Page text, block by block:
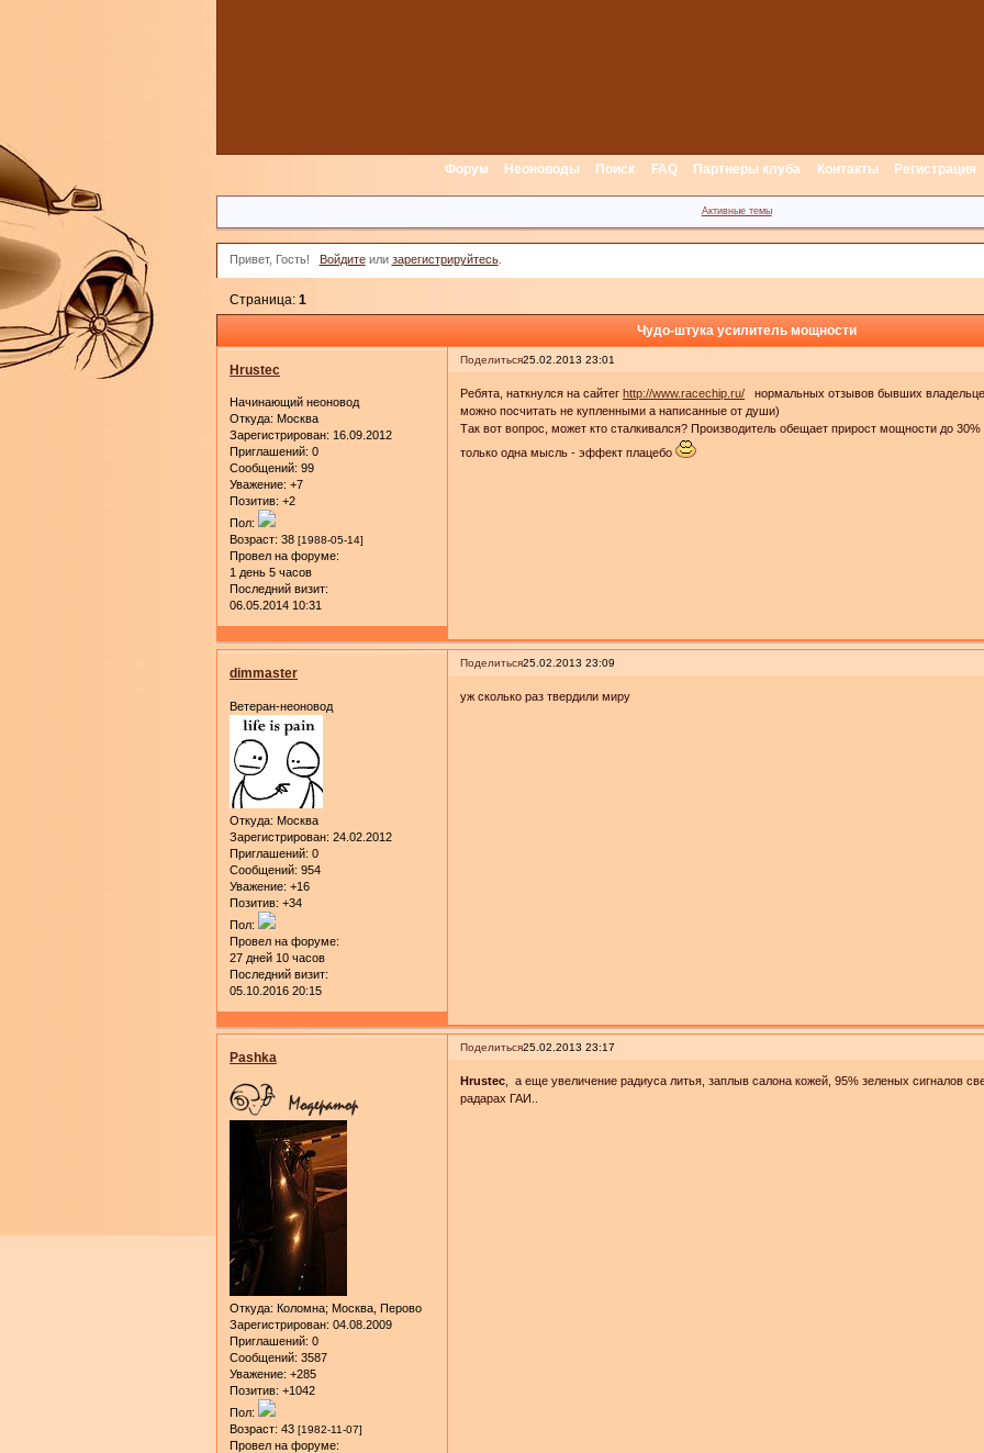
Форум Неоноводы Поиск FAQ Партнеры клуба Контакты Регистрация
Активные темы
Привет, Гость! Войдитеили зарегистрируйтесь.
Чудо-штука усилитель мощности
Страница:1
Поделиться25.02.2013 23:01
Hrustec
Начинающий неоновод
Откуда: Москва
Зарегистрирован: 16.09.2012
Приглашений: 0
Сообщений: 99
Уважение: +7
Позитив: +2
Пол:
Возраст: 38 [1988-05-14]
Провел на форуме:
1 день 5 часов
Последний визит:
06.05.2014 10:31
Ребята, наткнулся на сайтегhttp://www.racechip.ru/ нормальных отзывов бывших
можно посчитать не купленными а написанные от души)
Так вот вопрос, может кто сталкивался? Производитель обещает прирост мощности до
только одна мысль - эффект плацебо
Поделиться25.02.2013 23:09
dimmaster
Ветеран-неоновод
Откуда: Москва
Зарегистрирован: 24.02.2012
Приглашений: 0
Сообщений: 954
Уважение: +16
Позитив: +34
Пол:
Провел на форуме:
27 дней 10 часов
Последний визит:
05.10.2016 20:15
уж сколько раз твердили миру
Поделиться25.02.2013 23:17
Pashka
Откуда: Коломна; Москва, Перово
Зарегистрирован: 04.08.2009
Приглашений: 0
Сообщений: 3587
Уважение: +285
Позитив: +1042
Пол:
Возраст: 43 [1982-11-07]
Провел на форуме:
Hrustec , а еще увеличение радиуса литья, заплыв салона кожей, 95% зеленых сигналов
радарах ГАИ..